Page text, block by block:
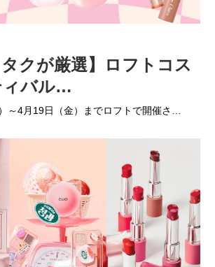
タクが厳選】ロフトコス
ィバル…
～4月19日（金）までロフトで開催さ…